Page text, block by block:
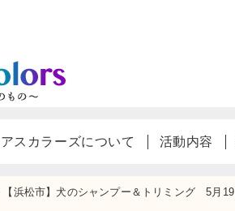
スカラーズについて 活動内容
【浜松市】犬のシャンプー＆トリミング 5月19